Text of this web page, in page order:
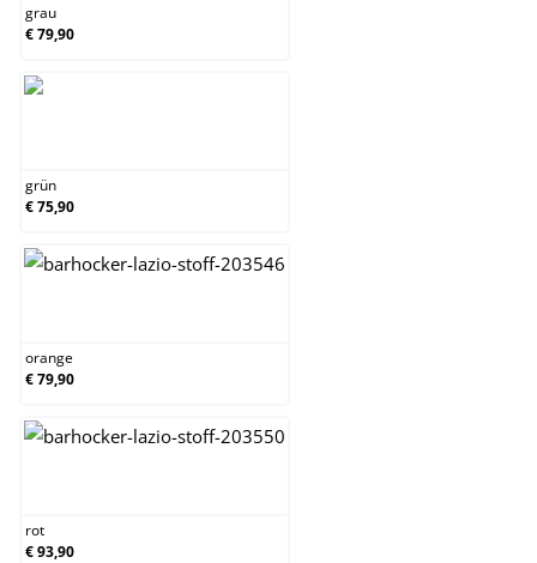
grau
€ 79,90
grün
€ 75,90
orange
€ 79,90
rot
€ 93,90